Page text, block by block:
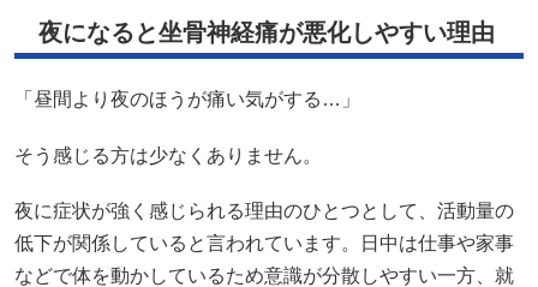
夜になると坐骨神経痛が悪化しやすい理由
「昼間より夜のほうが痛い気がする…」
そう感じる方は少なくありません。
夜に症状が強く感じられる理由のひとつとして、活動量の
低下が関係していると言われています。日中は仕事や家事
などで体を動かしているため意識が分散しやすい一方、就